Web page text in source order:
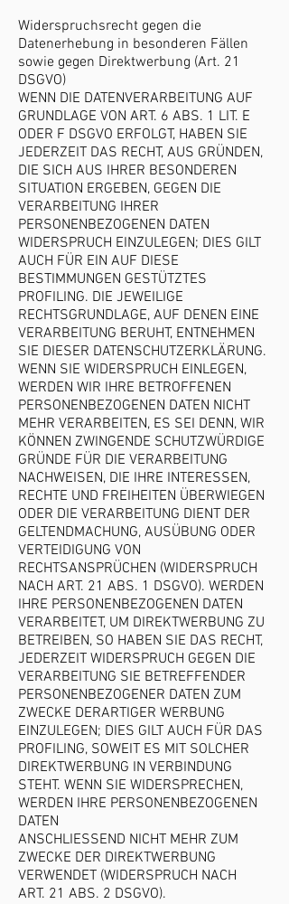
Widerspruchsrecht gegen die
Datenerhebung in besonderen Fällen
sowie gegen Direktwerbung (Art. 21
DSGVO)
WENN DIE DATENVERARBEITUNG AUF
GRUNDLAGE VON ART. 6 ABS. 1 LIT. E
ODER F DSGVO ERFOLGT, HABEN SIE
JEDERZEIT DAS RECHT, AUS GRÜNDEN,
DIE SICH AUS IHRER BESONDEREN
SITUATION ERGEBEN, GEGEN DIE
VERARBEITUNG IHRER
PERSONENBEZOGENEN DATEN
WIDERSPRUCH EINZULEGEN; DIES GILT
AUCH FÜR EIN AUF DIESE
BESTIMMUNGEN GESTÜTZTES
PROFILING. DIE JEWEILIGE
RECHTSGRUNDLAGE, AUF DENEN EINE
VERARBEITUNG BERUHT, ENTNEHMEN
SIE DIESER DATENSCHUTZERKLÄRUNG.
WENN SIE WIDERSPRUCH EINLEGEN,
WERDEN WIR IHRE BETROFFENEN
PERSONENBEZOGENEN DATEN NICHT
MEHR VERARBEITEN, ES SEI DENN, WIR
KÖNNEN ZWINGENDE SCHUTZWÜRDIGE
GRÜNDE FÜR DIE VERARBEITUNG
NACHWEISEN, DIE IHRE INTERESSEN,
RECHTE UND FREIHEITEN ÜBERWIEGEN
ODER DIE VERARBEITUNG DIENT DER
GELTENDMACHUNG, AUSÜBUNG ODER
VERTEIDIGUNG VON
RECHTSANSPRÜCHEN (WIDERSPRUCH
NACH ART. 21 ABS. 1 DSGVO). WERDEN
IHRE PERSONENBEZOGENEN DATEN
VERARBEITET, UM DIREKTWERBUNG ZU
BETREIBEN, SO HABEN SIE DAS RECHT,
JEDERZEIT WIDERSPRUCH GEGEN DIE
VERARBEITUNG SIE BETREFFENDER
PERSONENBEZOGENER DATEN ZUM
ZWECKE DERARTIGER WERBUNG
EINZULEGEN; DIES GILT AUCH FÜR DAS
PROFILING, SOWEIT ES MIT SOLCHER
DIREKTWERBUNG IN VERBINDUNG
STEHT. WENN SIE WIDERSPRECHEN,
WERDEN IHRE PERSONENBEZOGENEN
DATEN
ANSCHLIESSEND NICHT MEHR ZUM
ZWECKE DER DIREKTWERBUNG
VERWENDET (WIDERSPRUCH NACH
ART. 21 ABS. 2 DSGVO).